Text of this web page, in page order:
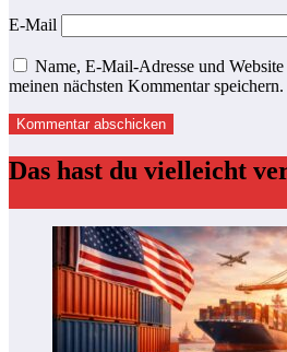
E-Mail
Name, E-Mail-Adresse und
meinen nächsten Kommentar speichern.
Das hast du vielleicht